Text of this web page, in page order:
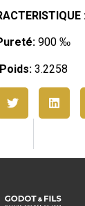
900 ‰
Poids:3.2258